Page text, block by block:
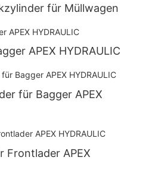
für Müllwagen
APEX HYDRAULIC
für Bagger APEX
Frontlader APEX